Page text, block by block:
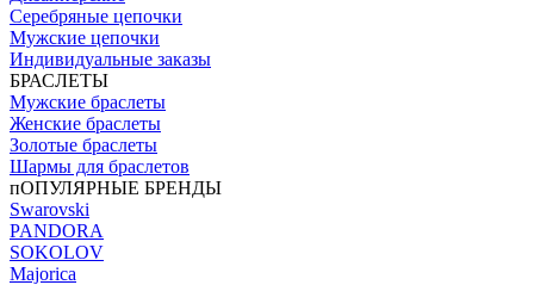
Серебряные цепочки
Мужские цепочки
Индивидуальные заказы
БРАСЛЕТЫ
Мужские браслеты
Женские браслеты
Золотые браслеты
Шармы для браслетов
пОПУЛЯРНЫЕ БРЕНДЫ
Swarovski
PANDORA
SOKOLOV
Majorica